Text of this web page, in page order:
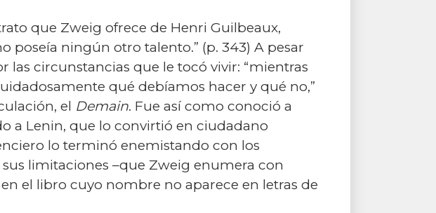
que Zweig ofrece de Henri Guilbeaux,
poseía ningún otro talento.” (p. 343) A pesar
las circunstancias que le tocó vivir: “mientras
qué debíamos hacer y qué no,”
el Demain. Fue así como conoció a
a Lenin, que lo convirtió en ciudadano
lo terminó enemistando con los
limitaciones –que Zweig enumera con
el libro cuyo nombre no aparece en letras de